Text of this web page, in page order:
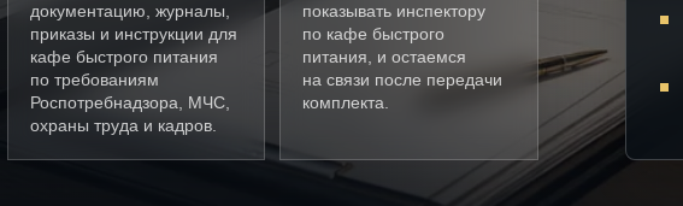
документацию, журналы,
приказы и инструкции для
кафе быстрого питания
по требованиям
Роспотребнадзора, МЧС,
охраны труда и кадров.
показывать инспектору
по кафе быстрого
питания, и остаемся
на связи после передачи
комплекта.